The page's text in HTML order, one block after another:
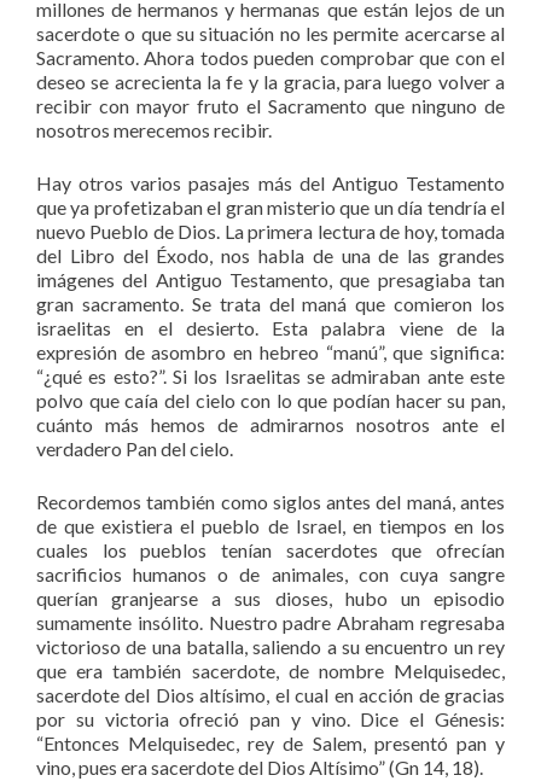
millones de hermanos y hermanas que están lejos de un
sacerdote o que su situación no les permite acercarse al
Sacramento. Ahora todos pueden comprobar que con el
deseo se acrecienta la fe y la gracia, para luego volver a
recibir con mayor fruto el Sacramento que ninguno de
nosotros merecemos recibir.
Hay otros varios pasajes más del Antiguo Testamento
que ya profetizaban el gran misterio que un día tendría el
nuevo Pueblo de Dios. La primera lectura de hoy, tomada
del Libro del Éxodo, nos habla de una de las grandes
imágenes del Antiguo Testamento, que presagiaba tan
gran sacramento. Se trata del maná que comieron los
israelitas en el desierto. Esta palabra viene de la
expresión de asombro en hebreo “manú”, que significa:
“¿qué es esto?”. Si los Israelitas se admiraban ante este
polvo que caía del cielo con lo que podían hacer su pan,
cuánto más hemos de admirarnos nosotros ante el
verdadero Pan del cielo.
Recordemos también como siglos antes del maná, antes
de que existiera el pueblo de Israel, en tiempos en los
cuales los pueblos tenían sacerdotes que ofrecían
sacrificios humanos o de animales, con cuya sangre
querían granjearse a sus dioses, hubo un episodio
sumamente insólito. Nuestro padre Abraham regresaba
victorioso de una batalla, saliendo a su encuentro un rey
que era también sacerdote, de nombre Melquisedec,
sacerdote del Dios altísimo, el cual en acción de gracias
por su victoria ofreció pan y vino. Dice el Génesis:
“Entonces Melquisedec, rey de Salem, presentó pan y
vino, pues era sacerdote del Dios Altísimo” (Gn 14, 18).